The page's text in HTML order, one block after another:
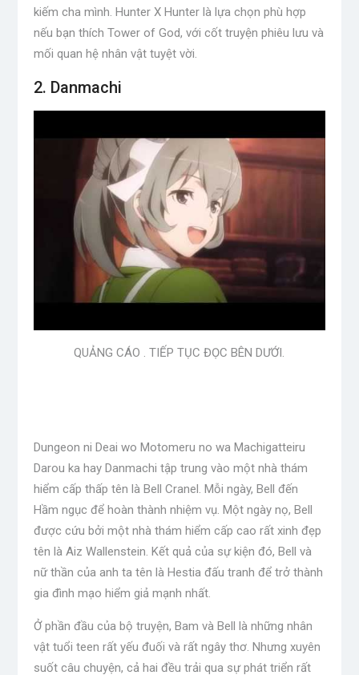
kiếm cha mình. Hunter X Hunter là lựa chọn phù hợp
nếu bạn thích Tower of God, với cốt truyện phiêu lưu và
mối quan hệ nhân vật tuyệt vời.
2. Danmachi
QUẢNG CÁO . TIẾP TỤC ĐỌC BÊN DƯỚI.
Dungeon ni Deai wo Motomeru no wa Machigatteiru
Darou ka hay Danmachi tập trung vào một nhà thám
hiểm cấp thấp tên là Bell Cranel. Mỗi ngày, Bell đến
Hầm ngục để hoàn thành nhiệm vụ. Một ngày nọ, Bell
được cứu bởi một nhà thám hiểm cấp cao rất xinh đẹp
tên là Aiz Wallenstein. Kết quả của sự kiện đó, Bell và
nữ thần của anh ta tên là Hestia đấu tranh để trở thành
gia đình mạo hiểm giả mạnh nhất.
Ở phần đầu của bộ truyện, Bam và Bell là những nhân
vật tuổi teen rất yếu đuối và rất ngây thơ. Nhưng xuyên
suốt câu chuyện, cả hai đều trải qua sự phát triển rất